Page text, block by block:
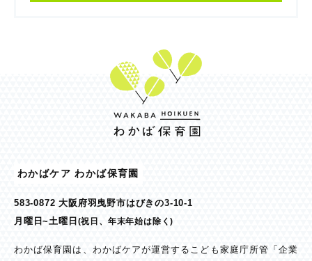
わかばケア わかば保育園
583-0872 大阪府羽曳野市はびきの3-10-1
月曜日~土曜日(祝日、年末年始は除く)
わかば保育園は、わかばケアが運営するこども家庭庁所管「企業